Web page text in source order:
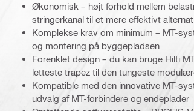
Økonomisk – højt forhold mellem
stringerkanal til et mere effektivt
Komplekse krav om minimum – MT-
og montering på byggepladsen
Forenklet design – du kan bruge Hilti
letteste trapez til den tungeste
Kompatible med den innovative MT-
udvalg af MT-forbindere og endeplader